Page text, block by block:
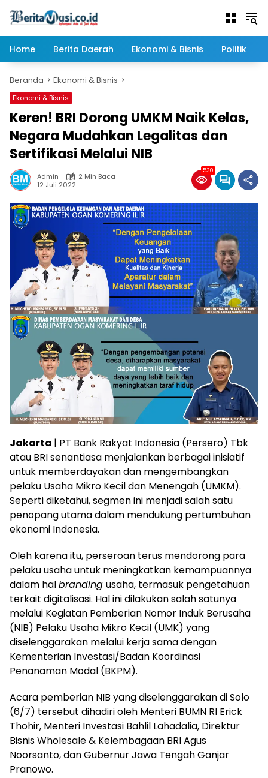
Home
Berita Daerah Ekonomi & Bisnis Politik
Beranda Ekonomi & Bisnis
Ekonomi & Bisnis
Keren! BRI Dorong UMKM Naik Kelas,
Negara Mudahkan Legalitas dan
Sertifikasi Melalui NIB
Admin
2 Min Baca
12 Juli 2022
530
Jakarta | PT Bank Rakyat Indonesia (Persero) Tbk
atau BRI senantiasa menjalankan berbagai inisiatif
untuk memberdayakan dan mengembangkan
pelaku Usaha Mikro Kecil dan Menengah (UMKM).
Seperti diketahui, segmen ini menjadi salah satu
penopang utama dalam mendukung pertumbuhan
ekonomi Indonesia.
Oleh karena itu, perseroan terus mendorong para
pelaku usaha untuk meningkatkan kemampuannya
dalam halbranding usaha, termasuk pengetahuan
terkait digitalisasi. Hal ini dilakukan salah satunya
melalui Kegiatan Pemberian Nomor Induk Berusaha
(NIB) Pelaku Usaha Mikro Kecil (UMK) yang
diselenggarakan melalui kerja sama dengan
Kementerian Investasi/Badan Koordinasi
Penanaman Modal (BKPM).
Acara pemberian NIB yang diselenggarakan di Solo
(6/7) tersebut dihadiri oleh Menteri BUMN RI Erick
Thohir, Menteri Investasi Bahlil Lahadalia, Direktur
Bisnis Wholesale & Kelembagaan BRI Agus
Noorsanto, dan Gubernur Jawa Tengah Ganjar
Pranowo.